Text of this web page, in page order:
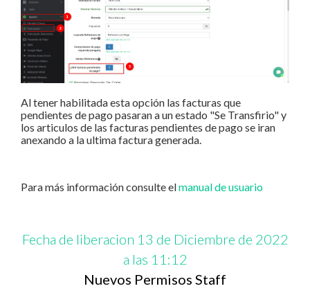
Al tener habilitada esta opción las facturas que
pendientes de pago pasaran a un estado "Se Transfirio" y
los articulos de las facturas pendientes de pago se iran
anexando a la ultima factura generada.
Para más información consulte elmanual de usuario
Fecha de liberacion 13 de Diciembre de 2022
a las 11:12
Nuevos Permisos Staff